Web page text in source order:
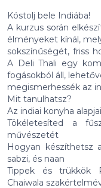
Kóstolj bele Indiába!
A kurzus során
élményeket kínál,
sokszínűségét, friss
A Deli Thali egy
fogásokból áll,
megismerhessék az
Mit tanulhatsz?
Az indiai konyha
Tökéletesíted a
művészetét
Hogyan készíthetsz
sabzi, és naan
Tippek és trükkök
Chaiwala